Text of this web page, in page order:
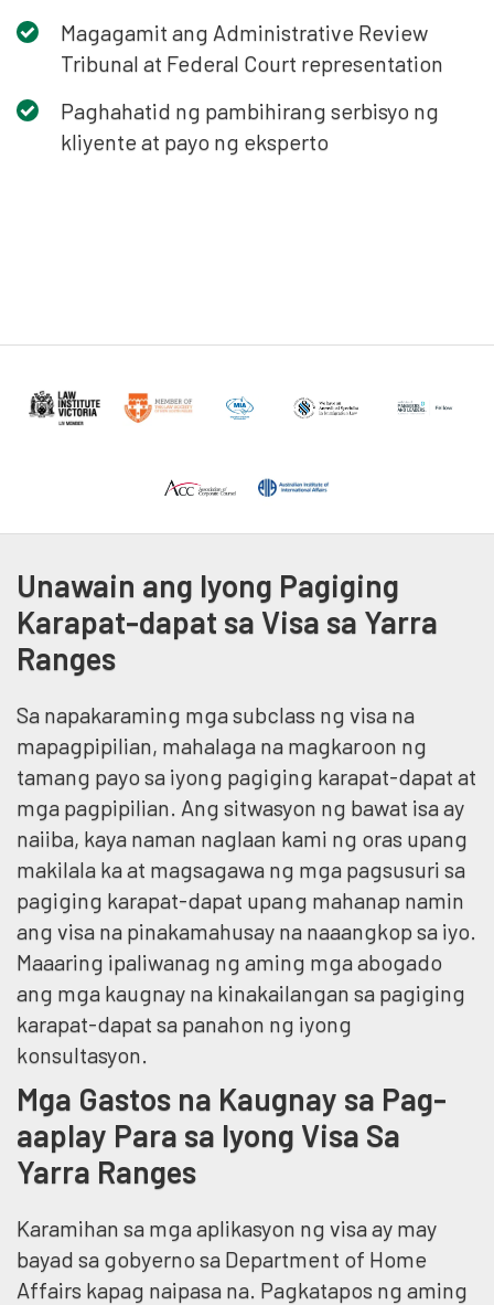
Magagamit ang Administrative Review
Tribunal at Federal Court representation
Paghahatid ng pambihirang serbisyo ng
kliyente at payo ng eksperto
Unawain ang Iyong Pagiging
Karapat-dapat sa Visa sa Yarra
Ranges
Sa napakaraming mga subclass ng visa na
mapagpipilian, mahalaga na magkaroon ng
tamang payo sa iyong pagiging karapat-dapat at
mga pagpipilian. Ang sitwasyon ng bawat isa ay
naiiba, kaya naman naglaan kami ng oras upang
makilala ka at magsagawa ng mga pagsusuri sa
pagiging karapat-dapat upang mahanap namin
ang visa na pinakamahusay na naaangkop sa iyo.
Maaaring ipaliwanag ng aming mga abogado
ang mga kaugnay na kinakailangan sa pagiging
karapat-dapat sa panahon ng iyong
konsultasyon.
Mga Gastos na Kaugnay sa Pag-
aaplay Para sa Iyong Visa Sa
Yarra Ranges
Karamihan sa mga aplikasyon ng visa ay may
bayad sa gobyerno sa Department of Home
Affairs kapag naipasa na. Pagkatapos ng aming